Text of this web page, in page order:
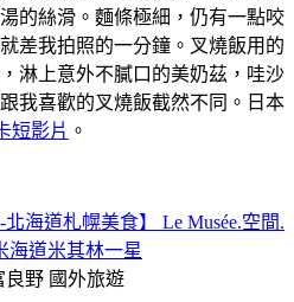
的絲滑。麵條極細，仍有一點咬
差我拍照的一分鐘。叉燒飯用的
淋上意外不膩口的美奶茲，哇沙
我喜歡的叉燒飯截然不同。日本
短影片 。
海道札幌美食】 Le Musée.空間.
海道米其林一星
良野 國外旅遊